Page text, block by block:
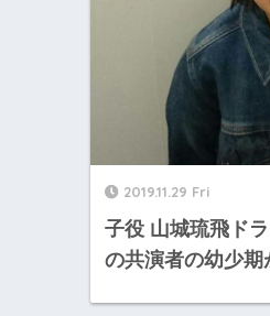
2019.11.29 Fri
子役 山城琉飛ド
の共演者の幼少期